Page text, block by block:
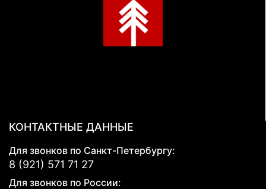
КОНТАКТНЫЕ ДАННЫЕ
Для звонков по Санкт-Петербургу:
8 (921) 571 71 27
Для звонков по России: